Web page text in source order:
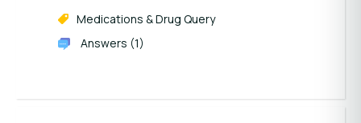
Medications & Drug Query
Answers (1)